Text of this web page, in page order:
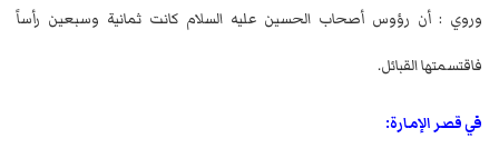
وروي : أن رؤوس أصحاب الحسين عليه السلام كانت ثمانية وسبعين رأساً
فاقتسمتها القبائل.
في قصر الإمارة: